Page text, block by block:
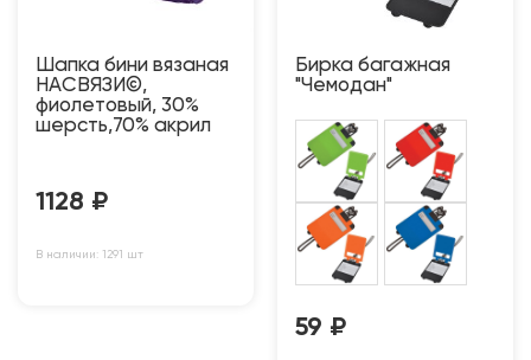
Шапка бини вязаная
НАСВЯЗИ©,
фиолетовый, 30%
шерсть,70% акрил
1128 ₽
В наличии: 1291 шт
Бирка багажная
"Чемодан"
59 ₽